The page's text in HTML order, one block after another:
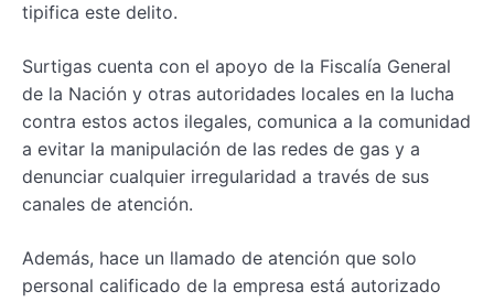
tipifica este delito.
Surtigas cuenta con el apoyo de la Fiscalía General
de la Nación y otras autoridades locales en la lucha
contra estos actos ilegales, comunica a la comunidad
a evitar la manipulación de las redes de gas y a
denunciar cualquier irregularidad a través de sus
canales de atención.
Además, hace un llamado de atención que solo
personal calificado de la empresa está autorizado